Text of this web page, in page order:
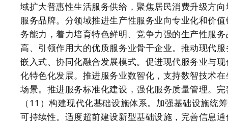
域扩大普惠性生活服务供给，聚焦居民消费升级方
服务品牌。分领域推进生产性服务业向专业化和价
务能力，着力培育特色鲜明、竞争力强的生产性服
高、引领作用大的优质服务业骨干企业。推动现代
嵌入式、协同化融合发展模式。促进现代服务业与
化特色化发展。推进服务业数智化，支持数智技术
场景。推进服务标准化建设，强化服务质量管理。
（11）构建现代化基础设施体系。加强基础设施统
可持续性。适度超前建设新型基础设施，完善信息